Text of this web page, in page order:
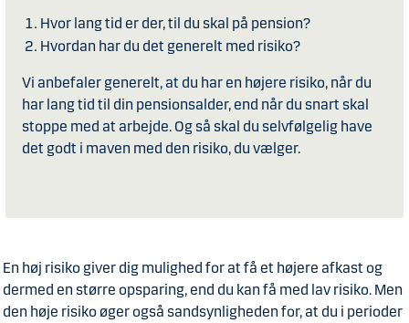
Hvor lang tid er der, til du skal på pension?
Hvordan har du det generelt med risiko?
Vi anbefaler generelt, at du har en højere risiko, når du
har lang tid til din pensionsalder, end når du snart skal
stoppe med at arbejde. Og så skal du selvfølgelig have
det godt i maven med den risiko, du vælger.
En høj risiko giver dig mulighed for at få et højere afkast og
dermed en større opsparing, end du kan få med lav risiko. Men
den høje risiko øger også sandsynligheden for, at du i perioder